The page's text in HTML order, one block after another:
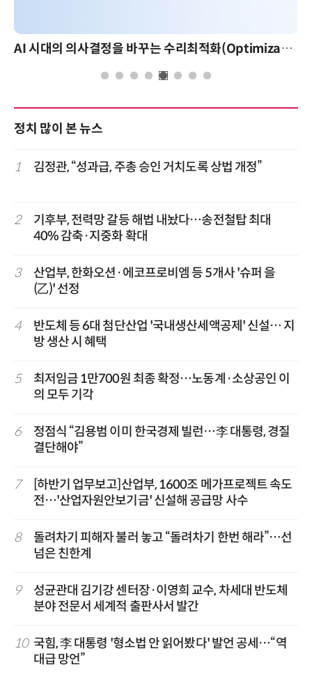
AI 시대의 의사결정을 바꾸는 수리최적화(Optimization): 실제 산업 적용 사례와 활용 전략
정치 많이 본 뉴스
1 김정관, “성과급, 주총 승인 거치도록 상법 개정”
2
기후부, 전력망 갈등 해법 내놨다…송전철탑 최대
40% 감축·지중화 확대
3
산업부, 한화오션·에코프로비엠 등 5개사 '슈퍼 을
(乙)' 선정
4
반도체 등 6대 첨단산업 '국내생산세액공제' 신설… 지
방 생산 시 혜택
5
최저임금 1만700원 최종 확정…노동계·소상공인 이
의 모두 기각
6
정점식 “김용범 이미 한국경제 빌런…李 대통령, 경질
결단해야”
7
[하반기 업무보고]산업부, 1600조 메가프로젝트 속도
전…'산업자원안보기금' 신설해 공급망 사수
8
돌려차기 피해자 불러 놓고 “돌려차기 한번 해라”…선
넘은 친한계
9
성균관대 김기강 센터장·이영희 교수, 차세대 반도체
분야 전문서 세계적 출판사서 발간
10 국힘, 李 대통령 '형소법 안 읽어봤다' 발언 공세…“역
대급 망언”